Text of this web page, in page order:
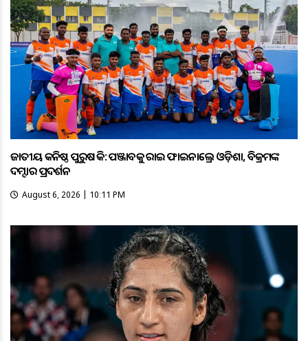
ଜାତୀୟ କନିଷ୍ଠ ପୁରୁଷ ହକି: ପଞ୍ଜାବକୁ ହରାଇ ଫାଇନାଲ୍ରେ ଓଡ଼ିଶା, ବିକ୍ରମଙ୍କ
ଦମ୍ଦାର ପ୍ରଦର୍ଶନ
August 6, 2026 | 10:11 PM